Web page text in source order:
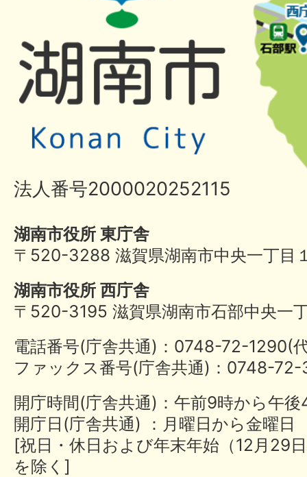
法人番号2000020252115
湖南市役所 東庁舎
〒520-3288 滋賀県湖南市中央一丁目
湖南市役所 西庁舎
〒520-3195 滋賀県湖南市石部中央一
電話番号(庁舎共通)：0748-72-
ファックス番号(庁舎共通)：0748-
開庁時間(庁舎共通)：午前9時から午
開庁日(庁舎共通) ：月曜日から金曜日
[祝日・休日および年末年始（12月29
を除く]